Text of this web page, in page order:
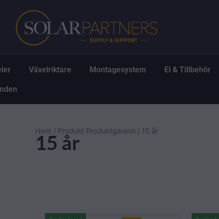
innehåll
Öppna Solpaneler
Växelriktare Öppna Växelriktare
Montagesystem ÖppnaEl & Tillbehör
Hem / Produkt Produktgaranti / 15 år
15 år